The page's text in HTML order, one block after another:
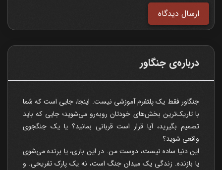
ارسال دیدگاه
درباره‌ی جنگاور
جنگاور فقط یک پلتفرم آموزشی نیست. اینجا، جایی است که شما
با تاریک‌ترین بخش‌های خودتان روبه‌رو می‌شوید؛ جایی که باید
تصمیم بگیرید، آیا قرار است قربانی بمانید؟ یا یک جنگجوی
واقعی شوید؟
این دنیا ساده نیست، دوست من. در این بازی، یا برنده می‌شوی
یا بازنده. زندگی یک میدان جنگ است، نه یک پارک تفریحی. و